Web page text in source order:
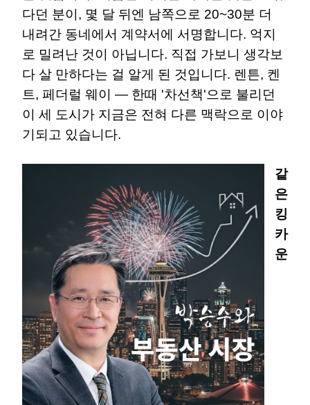
다던 분이, 몇 달 뒤엔 남쪽으로 20~30분 더
내려간 동네에서 계약서에 서명합니다. 억지
로 밀려난 것이 아닙니다. 직접 가보니 생각보
다 살 만하다는 걸 알게 된 것입니다. 렌튼, 켄
트, 페더럴 웨이 — 한때 '차선책'으로 불리던
이 세 도시가 지금은 전혀 다른 맥락으로 이야
기되고 있습니다.
같
은
킹
카
운